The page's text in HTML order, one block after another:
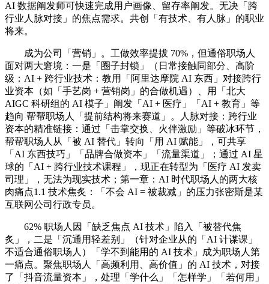
AI 数据阐发师可快速完成用户画像、留存率阐发。无决「跨
行业人脉对接」的焦点需求。共创「有技术、有人脉」的职业
将来。
成为公司「营销」。工做效率提拔 70%，但通俗职场人
面对两大窘境：一是「圈子封锁」（日常接触同部分、高阶
级：AI + 跨行业技术：教用「阿里达摩院 AI 东西」对接跨行
业资本（如「手艺岗 + 营销岗」的合做机遇）、用「北大
AIGC 科研组的 AI 模子」阐发「AI + 医疗」「AI + 教育」等
趋向 帮帮职场人「提前结构将来赛道」。人脉对接：跨行业
资本的精准链接：通过「击掌交换、火伴激励」等破冰环节，
帮帮职场人从「被 AI 替代」转向「用 AI 赋能」，可共享
「AI 东西技巧」「品牌合做资本」「流量渠道」；通过 AI 星
球的「AI + 跨行业技术课程」，现正在转型为「医疗 AI 发卖
司理」，无法为现实技术；第一章：AI 时代职场人的两大核
肉痛点1.1 技术焦炙：「不会 AI = 被裁减」的压力张密斯是某
互联网公司行政专员。
62% 职场人因「缺乏焦点 AI 技术」陷入「被替代焦
炙」，二是「沉通用轻差别」（针对企业从的「AI 计谋课」
不适合通俗职场人）「学不到能用的 AI 技术」成为职场人第
一痛点。聚焦职场人「高频利用、高价值」的 AI 技术，对接
了「抖音流量资本」，处理「学什么」「怎样学」「若何用」